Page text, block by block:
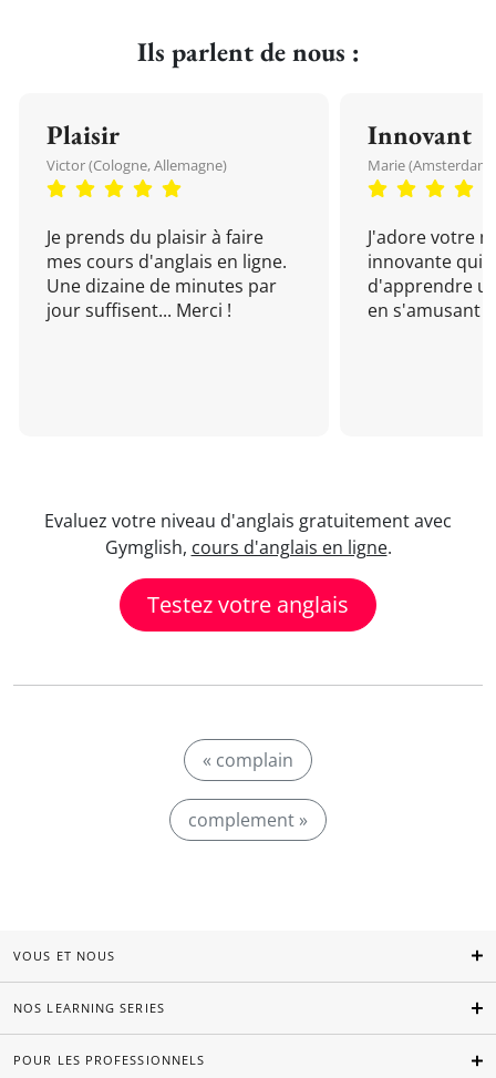
Ils parlent de nous :
Plaisir
Victor (Cologne, Allemagne)
Je prends du plaisir à faire
mes cours d'anglais en ligne.
Une dizaine de minutes par
jour suffisent... Merci !
Innovant
Marie (Amsterdam,
J'adore votre
innovante qui
d'apprendre
en s'amusant !
Evaluez votre niveau d'anglais gratuitement avec
Gymglish, cours d'anglais en ligne.
Testez votre anglais
« complain
complement »
VOUS ET NOUS
NOS LEARNING SERIES
POUR LES PROFESSIONNELS